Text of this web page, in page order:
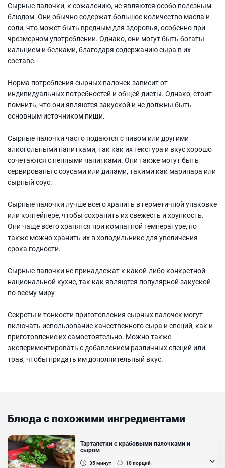
Сырные палочки, к сожалению, не являются особо полезным
блюдом. Они обычно содержат большое количество масла и
соли, что может быть вредным для здоровья, особенно при
чрезмерном употреблении. Однако, они могут быть богаты
кальцием и белками, благодаря содержанию сыра в их
составе.
Норма потребления сырных палочек зависит от
индивидуальных потребностей и общей диеты. Однако, стоит
помнить, что они являются закуской и не должны быть
основным источником пищи.
Сырные палочки часто подаются с пивом или другими
алкогольными напитками, так как их текстура и вкус хорошо
сочетаются с пенными напитками. Они также могут быть
сервированы с соусами или дипами, такими как маринара или
сырный соус.
Сырные палочки лучше всего хранить в герметичной упаковке
или контейнере, чтобы сохранить их свежесть и хрупкость.
Они чаще всего хранятся при комнатной температуре, но
также можно хранить их в холодильнике для увеличения
срока годности.
Сырные палочки не принадлежат к какой-либо конкретной
национальной кухне, так как являются популярной закуской
по всему миру.
Секреты и тонкости приготовления сырных палочек могут
включать использование качественного сыра и специй, как и
приготовление их самостоятельно. Можно также
экспериментировать с добавлением различных специй или
трав, чтобы придать им дополнительный вкус.
Блюда с похожими ингредиентами
Тарталетки с крабовыми палочками и
сыром
35минут 10порций